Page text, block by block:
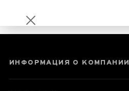
Набор Mavanto
ИНФОРМАЦИЯ О КОМПАНИИ